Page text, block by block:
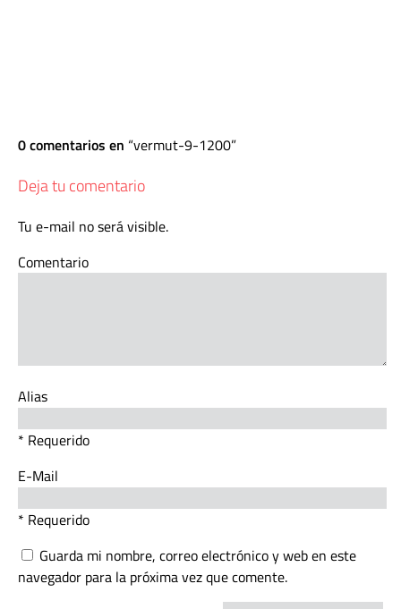
0 comentarios en vermut-9-1200
Deja tu comentario
Tu e-mail no será visible.
Comentario
Alias
* Requerido
E-Mail
* Requerido
Guarda mi nombre, correo electrónico y web en este
navegador para la próxima vez que comente.